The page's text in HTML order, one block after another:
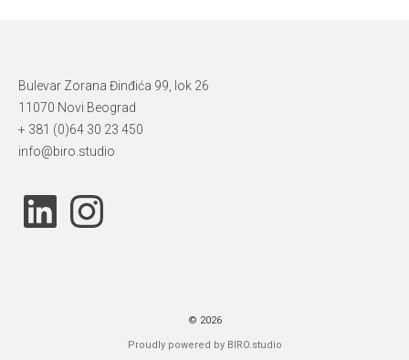
Bulevar Zorana Đinđića 99, lok 26
11070 Novi Beograd
+ 381 (0)64 30 23 450
info@biro.studio
LinkedIn Instagram
2026
Proudly powered by BIRO.studio